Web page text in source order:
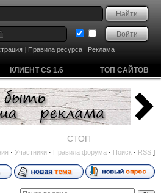
| Правила ресурса | Реклама
ТОП САЙТОВ
КЛИЕНТ CS 1.6
СТОП
· Участники · Правила форума · Поиск · RSS ]